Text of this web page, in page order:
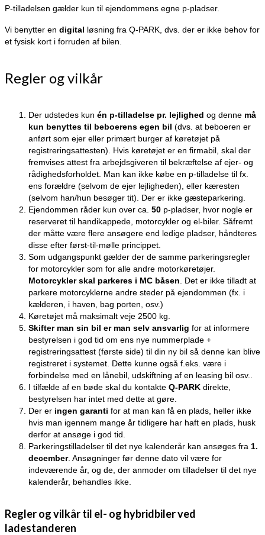
P-tilladelsen gælder kun til ejendommens egne p-pladser.
Vi benytter en digital løsning fra Q-PARK, dvs. der er ikke behov for
et fysisk kort i forruden af bilen.
Regler og vilkår
Der udstedes kun én p-tilladelse pr. lejlighed og denne må
kun benyttes til beboerens egen bil (dvs. at beboeren er
anført som ejer eller primært burger af køretøjet på
registreringsattesten). Hvis køretøjet er en firmabil, skal der
fremvises attest fra arbejdsgiveren til bekræftelse af ejer- og
rådighedsforholdet. Man kan ikke købe en p-tilladelse til fx.
ens forældre (selvom de ejer lejligheden), eller kæresten
(selvom han/hun besøger tit). Der er ikke gæsteparkering.
Ejendommen råder kun over ca. 50 p-pladser, hvor nogle er
reserveret til handikappede, motorcykler og el-biler. Såfremt
der måtte være flere ansøgere end ledige pladser, håndteres
disse efter først-til-mølle princippet.
Som udgangspunkt gælder der de samme parkeringsregler
for motorcykler som for alle andre motorkøretøjer.
Motorcykler skal parkeres i MC båsen . Det er ikke tilladt at
parkere motorcyklerne andre steder på ejendommen (fx. i
kælderen, i haven, bag porten, osv.)
Køretøjet må maksimalt veje 2500 kg.
Skifter man sin bil er man selv ansvarlig for at informere
bestyrelsen i god tid om ens nye nummerplade +
registreringsattest (første side) til din ny bil så denne kan blive
registreret i systemet. Dette kunne også f.eks. være i
forbindelse med en lånebil, udskiftning af en leasing bil osv..
I tilfælde af en bøde skal du kontakte Q-PARK direkte,
bestyrelsen har intet med dette at gøre.
Der er ingen garanti for at man kan få en plads, heller ikke
hvis man igennem mange år tidligere har haft en plads, husk
derfor at ansøge i god tid.
Parkeringstilladelser til det nye kalenderår kan ansøges fra 1.
december. Ansøgninger før denne dato vil være for
indeværende år, og de, der anmoder om tilladelser til det nye
kalenderår, behandles ikke.
Regler og vilkår til el- og hybridbiler ved
ladestanderen